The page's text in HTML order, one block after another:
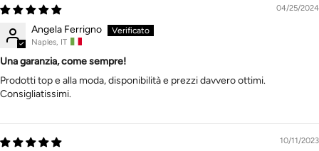
04/25/2024
Angela Ferrigno
Naples, IT
Una garanzia, come sempre!
Prodotti top e alla moda, disponibilità e prezzi davvero ottimi.
Consigliatissimi.
10/11/2023